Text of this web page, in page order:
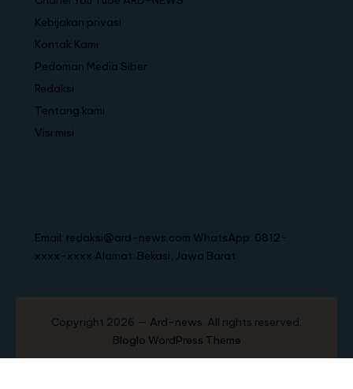
Kebijakan privasi
Kontak Kami
Pedoman Media Siber
Redaksi
Tentang kami
Visi misi
Email: redaksi@ard-news.com WhatsApp: 0812-
xxxx-xxxx Alamat: Bekasi, Jawa Barat
Copyright 2026 — Ard-news. All rights reserved.
Bloglo WordPress Theme